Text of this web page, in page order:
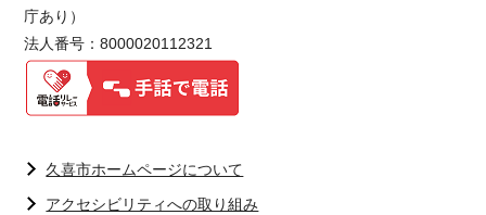
庁あり）
法人番号：8000020112321
久喜市ホームページについて
アクセシビリティへの取り組み